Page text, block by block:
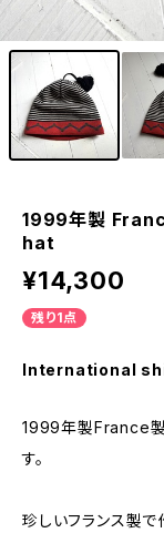
1999年製
hat
¥14,300
残り1点
International
1999年製France製
す。
珍しいフランス製で